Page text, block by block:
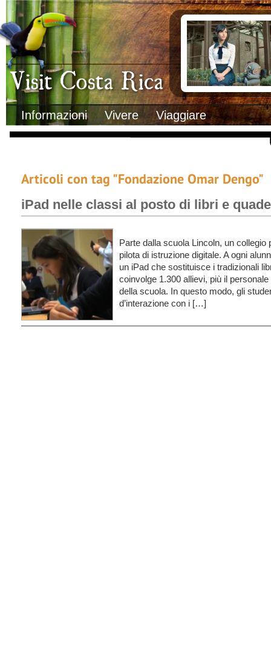
Visit Costa Rica
Informazioni Vivere Viaggiare
Clima
Geografia
Informazioni Geografiche
Letteratura e cultura
Gastronomia
Lo sapevi che
Musica
Natura
Storia
Trasporti Interni
Documenti
Italiani in Costa
L’ambasciata
Opportunità
Articoli con tag "Fondazione Omar Dengo"
iPad nelle classi al posto di libri e
Parte dalla scuola Lincoln, un collegio
pilota di istruzione digitale. A ogni
un iPad che sostituisce i tradizionali
coinvolge 1.300 allievi, più il
della scuola. In questo modo, gli
d’interazione con i […]